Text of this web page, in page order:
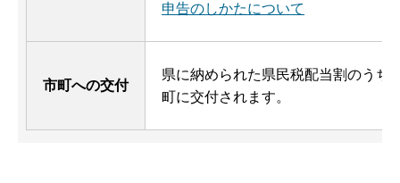
申告のしかたについて
市町への交付
県に納められた県民税配当割のうち
町に交付されます。